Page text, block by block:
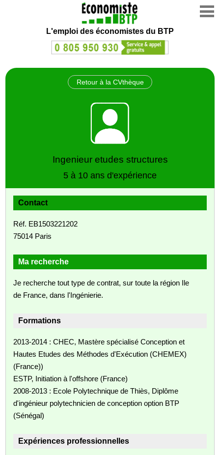
L'emploi des économistes du BTP
Retour à la CVthèque
Ingenieur etudes structures
5 à 10 ans d'expérience
Contact
Réf. EB1503221202
75014 Paris
Ma recherche
Je recherche tout type de contrat, sur toute la région Ile
de France, dans l'Ingénierie.
Formations
2013-2014 : CHEC, Mastère spécialisé Conception et
Hautes Etudes des Méthodes d'Exécution (CHEMEX)
(France))
ESTP, Initiation à l'offshore (France)
2008-2013 : Ecole Polytechnique de Thiès, Diplôme
d'ingénieur polytechnicien de conception option BTP
(Sénégal)
Expériences professionnelles